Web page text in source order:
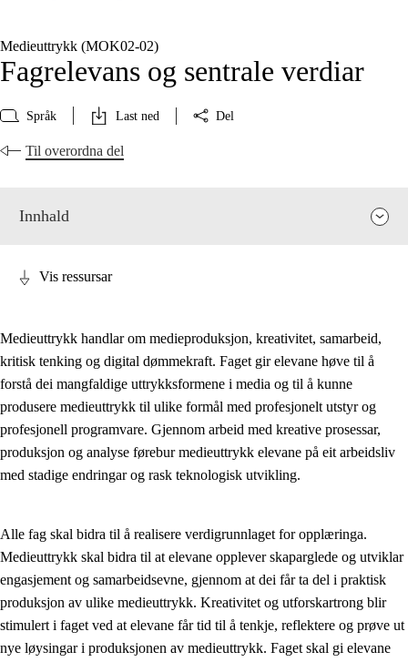
Medieuttrykk (MOK02‑02)
Fagrelevans og sentrale verdiar
Språk Last ned Del
Til overordna del
Innhald
Fagrelevans og sentrale verdiar
Kjerneelement
Tverrfaglege tema
Grunnleggjande ferdigheiter
Vis ressursar
Medieuttrykk handlar om medieproduksjon, kreativitet, samarbeid,
kritisk tenking og digital dømmekraft. Faget gir elevane høve til å
forstå dei mangfaldige uttrykksformene i media og til å kunne
produsere medieuttrykk til ulike formål med profesjonelt utstyr og
profesjonell programvare. Gjennom arbeid med kreative prosessar,
produksjon og analyse førebur medieuttrykk elevane på eit arbeidsliv
med stadige endringar og rask teknologisk utvikling.
Alle fag skal bidra til å realisere verdigrunnlaget for opplæringa.
Medieuttrykk skal bidra til at elevane opplever skaparglede og utviklar
engasjement og samarbeidsevne, gjennom at dei får ta del i praktisk
produksjon av ulike medieuttrykk. Kreativitet og utforskartrong blir
stimulert i faget ved at elevane får tid til å tenkje, reflektere og prøve ut
nye løysingar i produksjonen av medieuttrykk. Faget skal gi elevane